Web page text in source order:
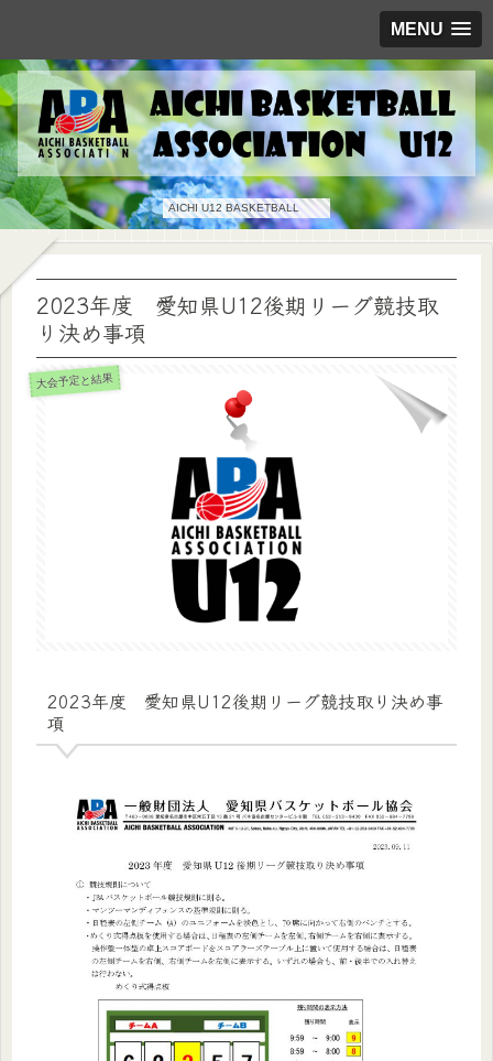
MENU
AICHI U12 BASKETBALL
2023年度 愛知県U12後期リーグ競技取
り決め事項
大会予定と結果
2023年度 愛知県U12後期リーグ競技取り決め事
項